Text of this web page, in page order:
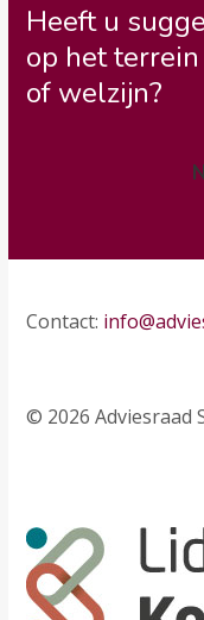
Heeft u
op het
of welzijn?
Contact:
© 2026 Adviesraad